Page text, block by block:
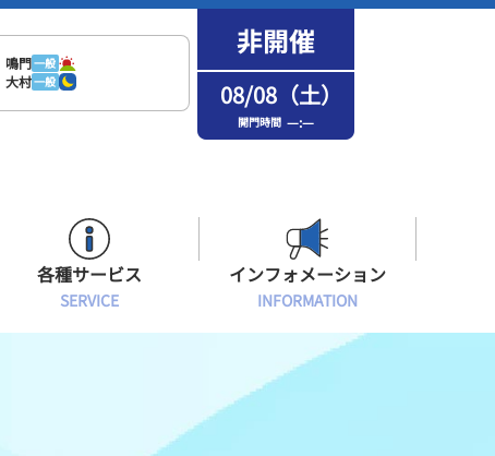
鳴門一般
大村一般 08/08（土）
開門時間 —:—
場内フリーWi-Fiご案内
ボートレース浜名湖の楽しみ方
各種サービス
SERVICE
メンバーズルーム会員
インフォメーション
INFORMATION
インフォメーション